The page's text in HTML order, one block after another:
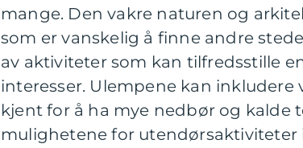
mange. Den vakre naturen og
som er vanskelig å finne andre
av aktiviteter som kan tilfredsstille
interesser. Ulempene kan
kjent for å ha mye nedbør og kalde
mulighetene for utendørsaktiviteter